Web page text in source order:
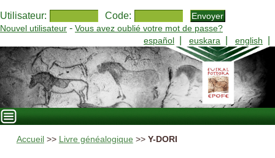
Utilisateur: Code:
Nouvel utilisateur - Vous avez oublié votre mot de passe?
español
euskara english
Accueil >> Livre généalogique >> Y-DORI